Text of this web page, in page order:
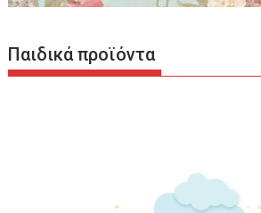
Παιδικά προϊόντα